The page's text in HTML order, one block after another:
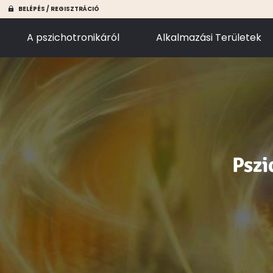
BELÉPÉS / REGISZTRÁCIÓ
A pszichotronikáról Alkalmazási Területek